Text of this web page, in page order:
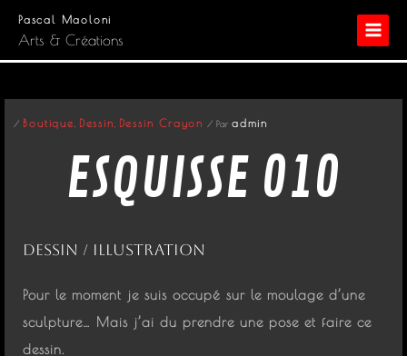
contenu
Pascal Maoloni
Arts & Créations
/ Boutique Dessin Dessin Crayon / Paradmin
ESQUISSE 010
Dessin / illustration
Pour le moment je suis occupé sur le moulage d’une
sculpture… Mais j’ai du prendre une pose et faire ce
dessin.